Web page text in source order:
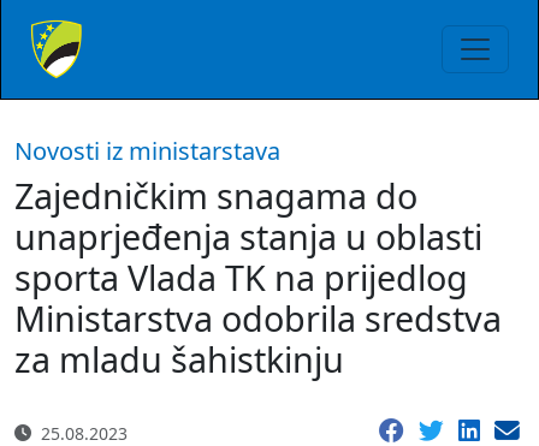
Novosti iz ministarstava
Zajedničkim snagama do
unaprjeđenja stanja u oblasti
sporta Vlada TK na prijedlog
Ministarstva odobrila sredstva
za mladu šahistkinju
25.08.2023